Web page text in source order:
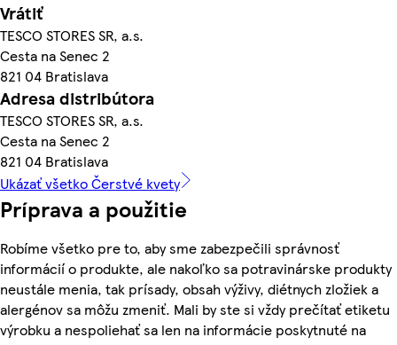
Vrátiť
TESCO STORES SR, a.s.
Cesta na Senec 2
821 04 Bratislava
Adresa distribútora
TESCO STORES SR, a.s.
Cesta na Senec 2
821 04 Bratislava
Ukázať všetko Čerstvé kvety
Príprava a použitie
Robíme všetko pre to, aby sme zabezpečili správnosť
informácií o produkte, ale nakoľko sa potravinárske produkty
neustále menia, tak prísady, obsah výživy, diétnych zložiek a
alergénov sa môžu zmeniť. Mali by ste si vždy prečítať etiketu
výrobku a nespoliehať sa len na informácie poskytnuté na